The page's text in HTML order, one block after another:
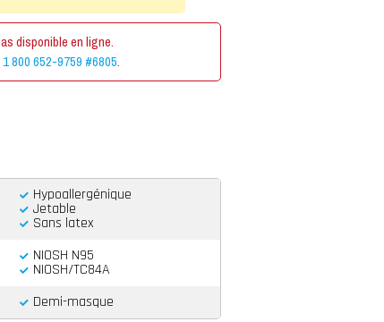
disponible en ligne.
1 800 652-9759 #6805.
Hypoallergénique
Jetable
Sans latex
NIOSH N95
NIOSH/TC84A
Demi-masque